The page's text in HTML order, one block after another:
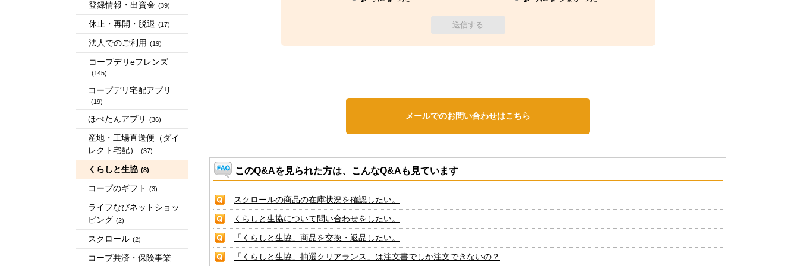
登録情報・出資金 (39)
休止・再開・脱退 (17)
法人でのご利用 (19)
コープデリeフレンズ
(145)
コープデリ宅配アプリ
(19)
ほぺたんアプリ (36)
産地・工場直送便（ダイ
レクト宅配）
(37)
くらしと生協 (8)
コープのギフト (3)
ライフなびネットショッ
ピング (2)
スクロール (2)
コープ共済・保険事業
メールでのお問い合わせはこちら
このQ&Aを見られた方は、こんなQ&Aも見ています
スクロールの商品の在庫状況を確認したい。
くらしと生協について問い合わせをしたい。
「くらしと生協」商品を交換・返品したい。
「くらしと生協」抽選クリアランス」は注文書でしか注文できないの？